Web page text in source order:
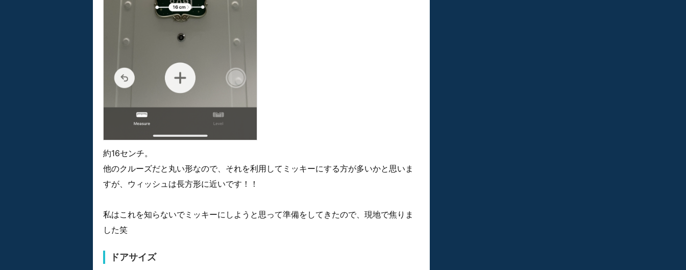
約16センチ。
他のクルーズだと丸い形なので、それを利用してミッキーにする方が多いかと思いま
すが、ウィッシュは長方形に近いです！！
私はこれを知らないでミッキーにしようと思って準備をしてきたので、現地で焦りま
した笑
ドアサイズ